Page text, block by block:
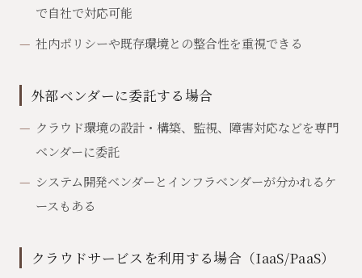
で自社で対応可能
社内ポリシーや既存環境との整合性を重視できる
外部ベンダーに委託する場合
クラウド環境の設計・構築、監視、障害対応などを専門
ベンダーに委託
システム開発ベンダーとインフラベンダーが分かれるケ
ースもある
クラウドサービスを利用する場合（IaaS/PaaS）